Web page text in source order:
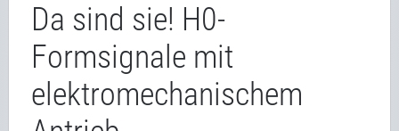
Da sind sie! H0-
Formsignale mit
elektromechanischem